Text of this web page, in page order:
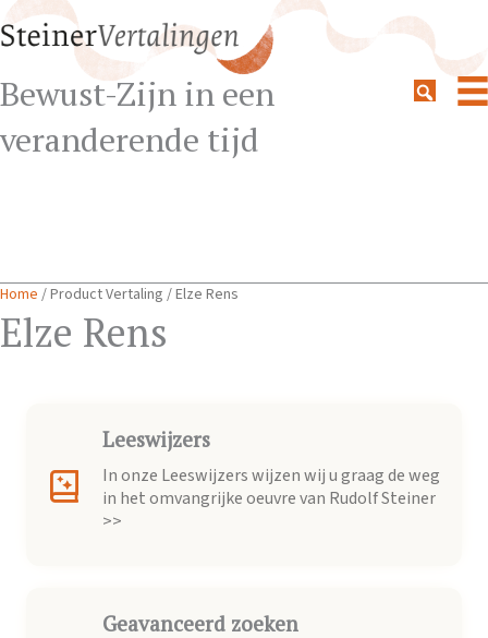
Bewust-Zijn in een
veranderende tijd
Home / Product Vertaling / Elze Rens
Elze Rens
Leeswijzers
In onze Leeswijzers wijzen wij u graag de weg
in het omvangrijke oeuvre van Rudolf Steiner
>>
Geavanceerd zoeken